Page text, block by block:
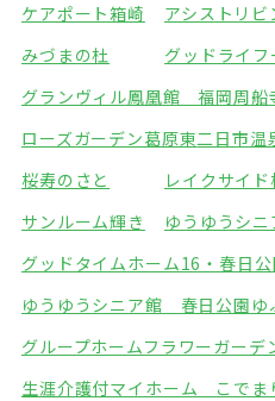
ケアポート箱崎
アシストリ
みづまの杜
グッドライ
グランヴィル鳳凰館 福岡周船
ローズガーデン葛原東二日市温
桜寿のさと
レイクサイド
サンルーム輝き
ゆうゆうシ
グッドタイムホーム16・春日公
ゆうゆうシニア館 春日公園 ゆ
グループホームフラワーガーデ
生涯介護付マイホーム こでま